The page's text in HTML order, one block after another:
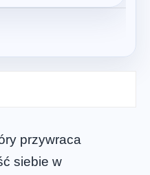
przywraca
siebie w